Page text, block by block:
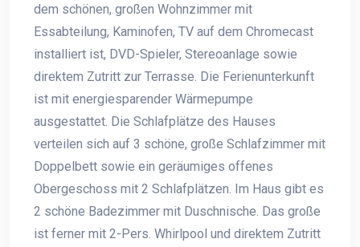
dem schönen, großen Wohnzimmer mit
Essabteilung, Kaminofen, TV auf dem Chromecast
installiert ist, DVD-Spieler, Stereoanlage sowie
direktem Zutritt zur Terrasse. Die Ferienunterkunft
ist mit energiesparender Wärmepumpe
ausgestattet. Die Schlafplätze des Hauses
verteilen sich auf 3 schöne, große Schlafzimmer mit
Doppelbett sowie ein geräumiges offenes
Obergeschoss mit 2 Schlafplätzen. Im Haus gibt es
2 schöne Badezimmer mit Duschnische. Das große
ist ferner mit 2-Pers. Whirlpool und direktem Zutritt